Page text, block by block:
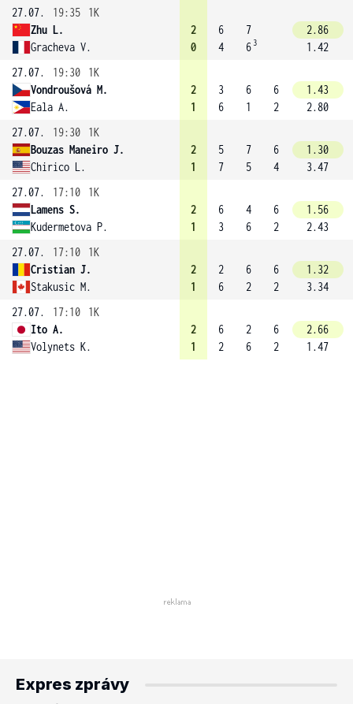
27.07.
19:35
1K
Zhu L.
Gracheva V.
2
0
6
4
7
6 3
2.86
1.42
27.07.
19:30
1K
Vondroušová M.
Eala A.
2
1
3
6
6
1
6
2
1.43
2.80
27.07.
19:30
1K
Bouzas Maneiro J.
Chirico L.
2
1
5
7
7
5
6
4
1.30
3.47
27.07.
17:10
1K
Lamens S.
Kudermetova P.
2
1
6
3
4
6
6
2
1.56
2.43
27.07.
17:10
1K
Cristian J.
Stakusic M.
2
1
2
6
6
2
6
2
1.32
3.34
27.07.
17:10
1K
Ito A.
Volynets K.
2
1
6
2
2
6
6
2
2.66
1.47
Expres zprávy